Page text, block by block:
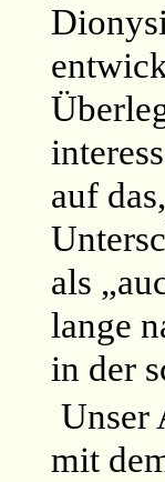
auf
als
lange
in der
Unser
mit